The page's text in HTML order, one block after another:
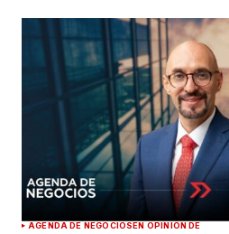
AGENDA DE NEGOCIOSEN OPINIÓN DE